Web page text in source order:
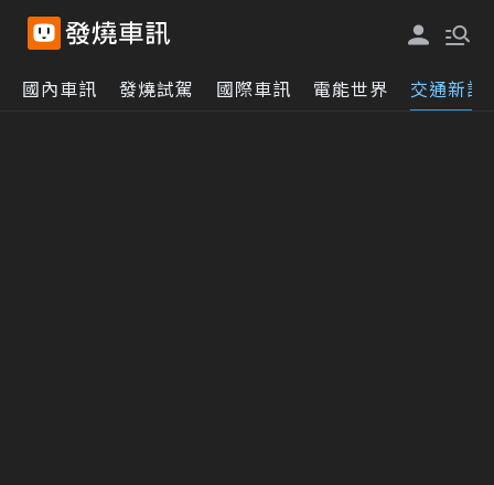
國內車訊 發燒試駕 國際車訊 電能世界 交通新訊